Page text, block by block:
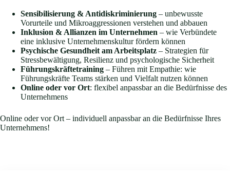
Leitprinzipien
Blog
Podcast
Kontakt
Sensibilisierung & Antidiskriminierung – unbewusste
Vorurteile und Mikroaggressionen verstehen und abbauen
Inklusion & Allianzen im Unternehmen – wie Verbündete
eine inklusive Unternehmenskultur fördern können
Psychische Gesundheit am Arbeitsplatz – Strategien für
Stressbewältigung, Resilienz und psychologische Sicherheit
Führungskräftetraining – Führen mit Empathie: wie
Führungskräfte Teams stärken und Vielfalt nutzen können
Online oder vor Ort: flexibel anpassbar an die Bedürfnisse des
Unternehmens
Online oder vor Ort – individuell anpassbar an die Bedürfnisse Ihres
Unternehmens!